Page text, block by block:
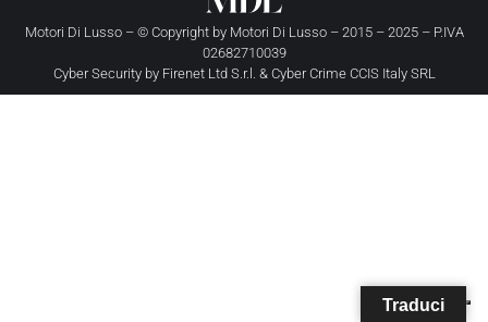
Motori Di Lusso – © Copyright by Motori Di Lusso– 2015 – 2025 – P.IVA
02682710039
Cyber Security by Firenet Ltd S.r.l. & Cyber Crime CCIS Italy SRL
Traduci